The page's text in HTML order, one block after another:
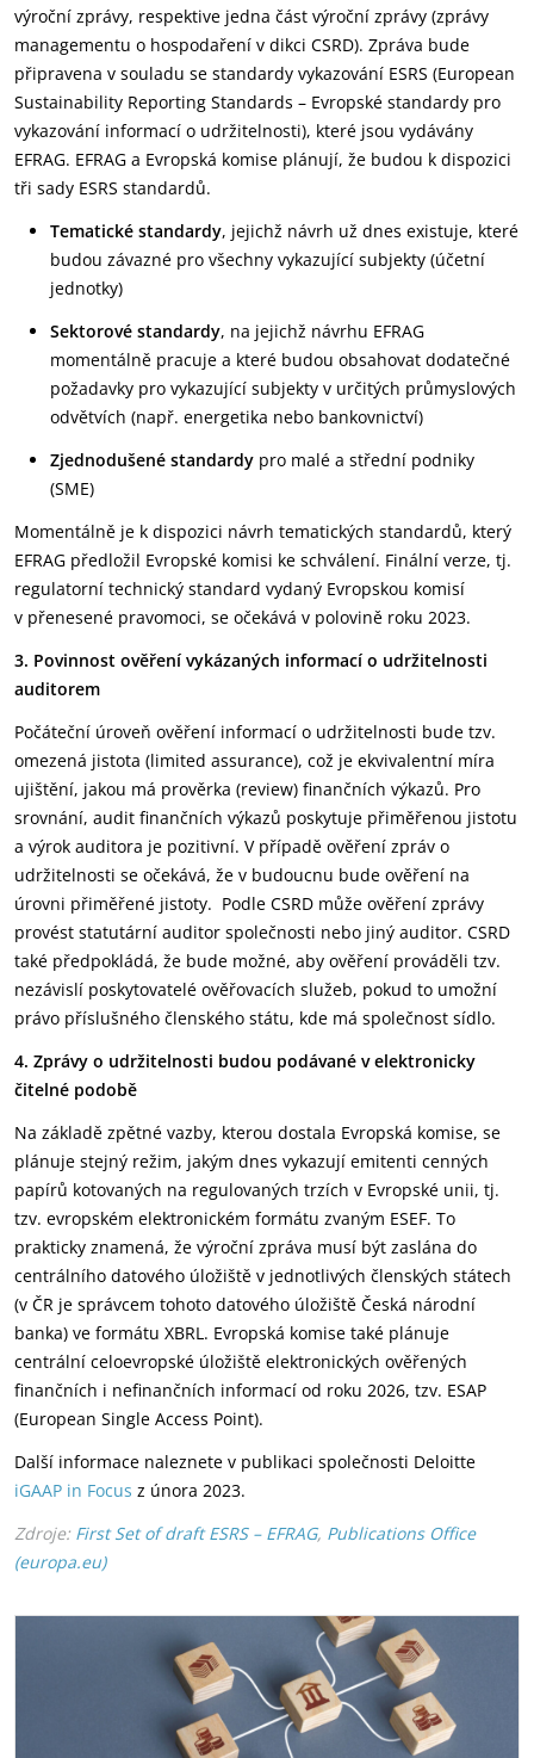
výroční zprávy, respektive jedna část výroční zprávy (zprávy
managementu o hospodaření v dikci CSRD). Zpráva bude
připravena v souladu se standardy vykazování ESRS (European
Sustainability Reporting Standards – Evropské standardy pro
vykazování informací o udržitelnosti), které jsou vydávány
EFRAG. EFRAG a Evropská komise plánují, že budou k dispozici
tři sady ESRS standardů.
Tematické standardy, jejichž návrh už dnes existuje, které
budou závazné pro všechny vykazující subjekty (účetní
jednotky)
Sektorové standardy, na jejichž návrhu EFRAG
momentálně pracuje a které budou obsahovat dodatečné
požadavky pro vykazující subjekty v určitých průmyslových
odvětvích (např. energetika nebo bankovnictví)
Zjednodušené standardy pro malé a střední podniky
(SME)
Momentálně je k dispozici návrh tematických standardů, který
EFRAG předložil Evropské komisi ke schválení. Finální verze, tj.
regulatorní technický standard vydaný Evropskou komisí
v přenesené pravomoci, se očekává v polovině roku 2023.
3. Povinnost ověření vykázaných informací o udržitelnosti
auditorem
Počáteční úroveň ověření informací o udržitelnosti bude tzv.
omezená jistota (limited assurance), což je ekvivalentní míra
ujištění, jakou má prověrka (review) finančních výkazů. Pro
srovnání, audit finančních výkazů poskytuje přiměřenou jistotu
a výrok auditora je pozitivní. V případě ověření zpráv o
udržitelnosti se očekává, že v budoucnu bude ověření na
úrovni přiměřené jistoty. Podle CSRD může ověření zprávy
provést statutární auditor společnosti nebo jiný auditor. CSRD
také předpokládá, že bude možné, aby ověření prováděli tzv.
nezávislí poskytovatelé ověřovacích služeb, pokud to umožní
právo příslušného členského státu, kde má společnost sídlo.
4. Zprávy o udržitelnosti budou podávané v elektronicky
čitelné podobě
Na základě zpětné vazby, kterou dostala Evropská komise, se
plánuje stejný režim, jakým dnes vykazují emitenti cenných
papírů kotovaných na regulovaných trzích v Evropské unii, tj.
tzv. evropském elektronickém formátu zvaným ESEF. To
prakticky znamená, že výroční zpráva musí být zaslána do
centrálního datového úložiště v jednotlivých členských státech
(v ČR je správcem tohoto datového úložiště Česká národní
banka) ve formátu XBRL. Evropská komise také plánuje
centrální celoevropské úložiště elektronických ověřených
finančních i nefinančních informací od roku 2026, tzv. ESAP
(European Single Access Point).
Další informace naleznete v publikaci společnosti Deloitte
iGAAP in Focus z února 2023.
Zdroje: First Set of draft ESRS – EFRAG, Publications Office
(europa.eu)